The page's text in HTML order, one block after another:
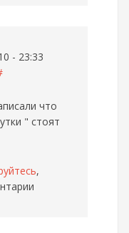
- 23:33
что
" стоят
,